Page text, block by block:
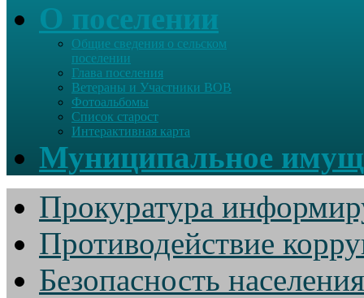
О поселении
Общие сведения о сельском
поселении
Глава поселения
Ветераны и Участники ВОВ
Фотоальбомы
Список старост
Интерактивная карта
Муниципальное
Прокуратура
Противодействие
Безопасность населения